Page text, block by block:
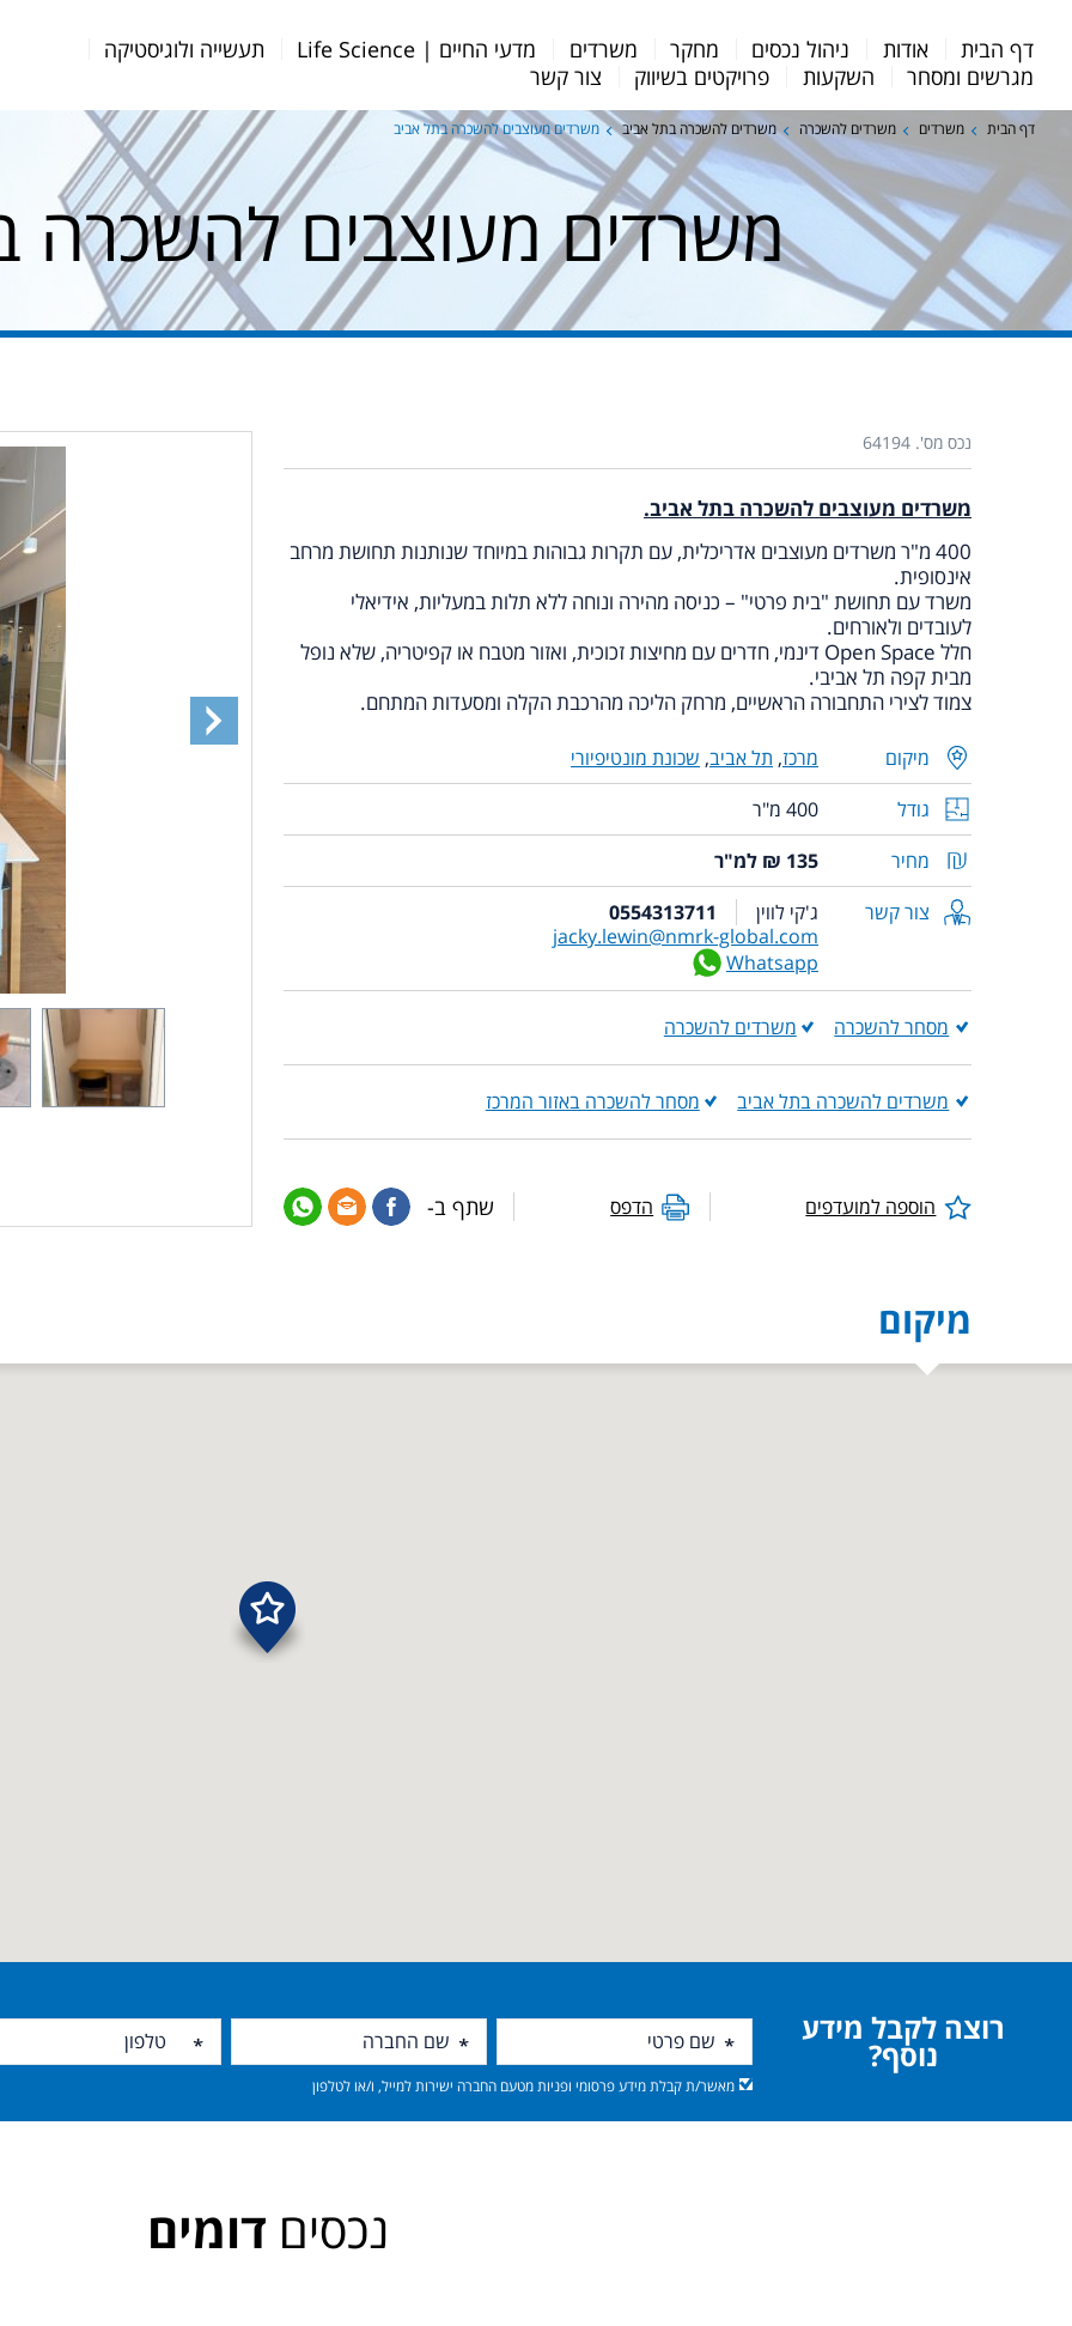
Menu
Bar
דף הבית אודות ניהול נכסים מחקר משרדים מדעי החיים | Life Science
תעשייה ולוגיסטיקה
מגרשים ומסחר
השקעות פרויקטים בשיווק צור קשר
דף הבית משרדים משרדים להשכרה משרדים להשכרה בתל אביב משרדים מעוצבים להשכרה בתל אביב
משרדים מעוצבים להשכרה
נכס מס'. 64194
משרדים מעוצבים להשכרה בתל אביב.
400 מ"ר משרדים מעוצבים אדריכלית, עם תקרות גבוהות במיוחד שנותנות תחושת מרחב
אינסופית.
משרד עם תחושת "בית פרטי" – כניסה מהירה ונוחה ללא תלות במעליות, אידיאלי
לעובדים ולאורחים.
חלל Open Space דינמי, חדרים עם מחיצות זכוכית, ואזור מטבח או קפיטריה, שלא נופל
מבית קפה תל אביבי.
צמוד לצירי התחבורה הראשיים, מרחק הליכה מהרכבת הקלה ומסעדות המתחם.
מיקום מרכז, תל אביב, שכונת מונטיפיורי
גודל
400 מ"ר
מחיר
135 ₪ למ"ר
צור קשר
ג'קי לווין
0554313711
jacky.lewin@nmrk-global.com
Whatsapp
מסחר להשכרה משרדים להשכרה
משרדים להשכרה בתל אביב מסחר להשכרה באזור המרכז
הוספה למועדפים הדפס שתף ב-
מיקום
רוצה לקבל מידע
נוסף?
מאשר/ת קבלת מידע פרסומי ופניות מטעם החברה ישירות למייל, ו/או לטלפון
נכסים דומים